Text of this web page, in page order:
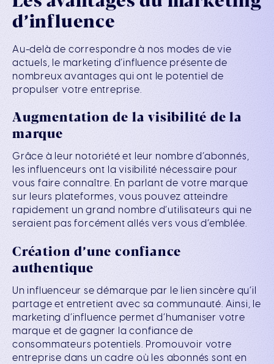
d’influence
Au-delà de correspondre à nos modes de vie
actuels, le marketing d’influence présente de
nombreux avantages qui ont le potentiel de
propulser votre entreprise.
Augmentation de la visibilité de la
marque
Grâce à leur notoriété et leur nombre d’abonnés,
les influenceurs ont la visibilité nécessaire pour
vous faire connaître. En parlant de votre marque
sur leurs plateformes, vous pouvez atteindre
rapidement un grand nombre d’utilisateurs qui ne
seraient pas forcément allés vers vous d’emblée.
Création d’une confiance
authentique
Un influenceur se démarque par le lien sincère qu’il
partage et entretient avec sa communauté. Ainsi, le
marketing d’influence permet d’humaniser votre
marque et de gagner la confiance de
consommateurs potentiels. Promouvoir votre
entreprise dans un cadre où les abonnés sont en